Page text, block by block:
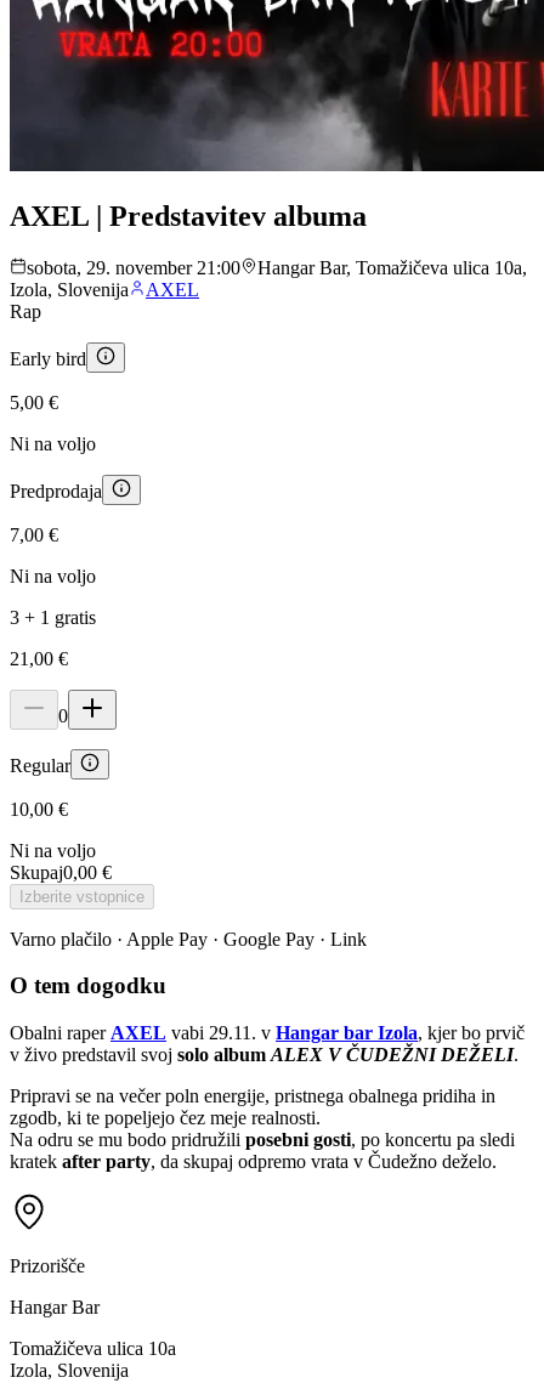
AXEL | Predstavitev albuma
sobota, 29. november 21:00
Hangar Bar, Tomažičeva ulica 10a,
Izola, Slovenija
AXEL
Rap
Early bird
5,00 €
Ni na voljo
Predprodaja
7,00 €
Ni na voljo
3 + 1 gratis
21,00 €
0
Regular
10,00 €
Ni na voljo
Skupaj0,00 €
Izberite vstopnice
Varno plačilo · Apple Pay · Google Pay · Link
O tem dogodku
Obalni raper AXEL vabi 29.11. v Hangar bar Izola, kjer bo prvič
v živo predstavil svoj solo album ALEX V ČUDEŽNI DEŽELI.
Pripravi se na večer poln energije, pristnega obalnega pridiha in
zgodb, ki te popeljejo čez meje realnosti.
Na odru se mu bodo pridružili posebni gosti, po koncertu pa sledi
kratek after party, da skupaj odpremo vrata v Čudežno deželo.
Prizorišče
Hangar Bar
Tomažičeva ulica 10a
Izola, Slovenija